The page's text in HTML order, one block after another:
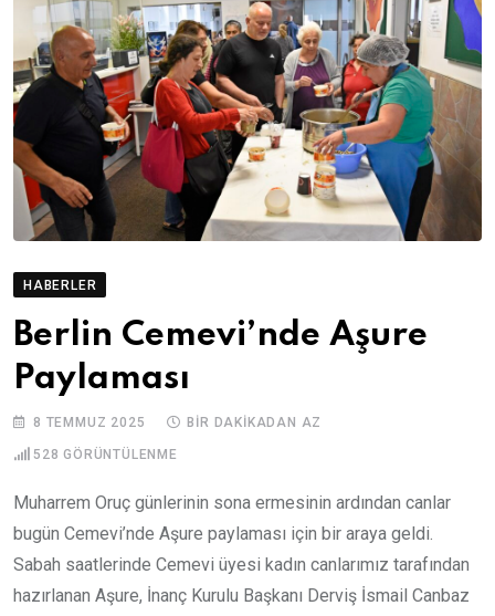
HABERLER
Berlin Cemevi’nde Aşure
Paylaması
8 TEMMUZ 2025 BIR DAKIKADAN AZ
528 GÖRÜNTÜLENME
Muharrem Oruç günlerinin sona ermesinin ardından canlar
bugün Cemevi’nde Aşure paylaması için bir araya geldi.
Sabah saatlerinde Cemevi üyesi kadın canlarımız tarafından
hazırlanan Aşure, İnanç Kurulu Başkanı Derviş İsmail Canbaz